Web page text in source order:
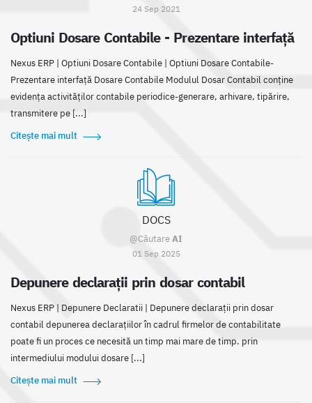
24 Sep 2021
Optiuni Dosare Contabile - Prezentare interfață
Nexus ERP | Optiuni Dosare Contabile | Optiuni Dosare Contabile-
Prezentare interfață Dosare Contabile Modulul Dosar Contabil conține
evidența activităților contabile periodice-generare, arhivare, tipărire,
transmitere pe [...]
Citește mai mult
DOCS
@CăutareAI
01 Sep 2025
Depunere declarații prin dosar contabil
Nexus ERP | Depunere Declaratii | Depunere declarații prin dosar
contabil depunerea declarațiilor în cadrul firmelor de contabilitate
poate fi un proces ce necesită un timp mai mare de timp. prin
intermediului modului dosare [...]
Citește mai mult